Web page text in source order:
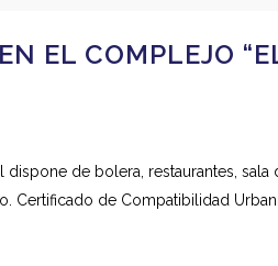
EL COMPLEJO
de bolera, restaurantes,
de Compatibilidad